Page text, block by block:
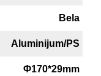
Bela
Aluminijum/PS
Φ170*29mm